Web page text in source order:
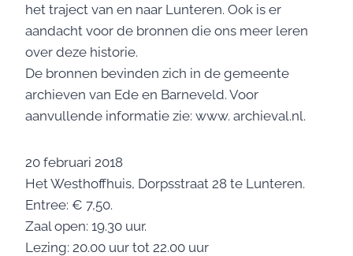
het traject van en naar Lunteren. Ook is er
aandacht voor de bronnen die ons meer leren
over deze historie.
De bronnen bevinden zich in de gemeente
archieven van Ede en Barneveld. Voor
aanvullende informatie zie: www. archieval.nl.
20 februari 2018
Het Westhoffhuis, Dorpsstraat 28 te Lunteren.
Entree: € 7,50.
Zaal open: 19.30 uur.
Lezing: 20.00 uur tot 22.00 uur